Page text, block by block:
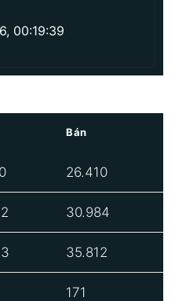
00:19:39
Bán
26.410
30.984
35.812
171